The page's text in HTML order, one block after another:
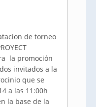
de torneo
la promoción
invitados a la
que se
a las 11:00h
la base de la